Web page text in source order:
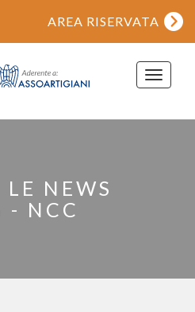
AREA RISERVATA
Toggle
NEWS
- NCC